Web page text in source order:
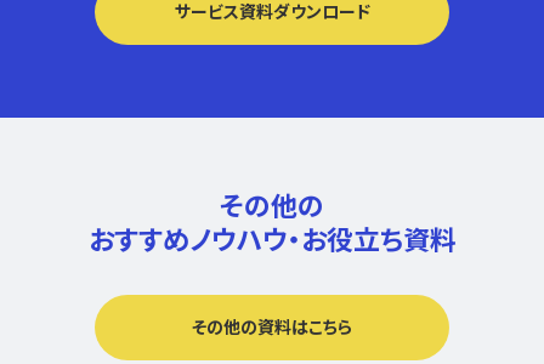
サービス資料ダウンロード
その他の
おすすめノウハウ・ お役立ち資料
その他の資料はこちら